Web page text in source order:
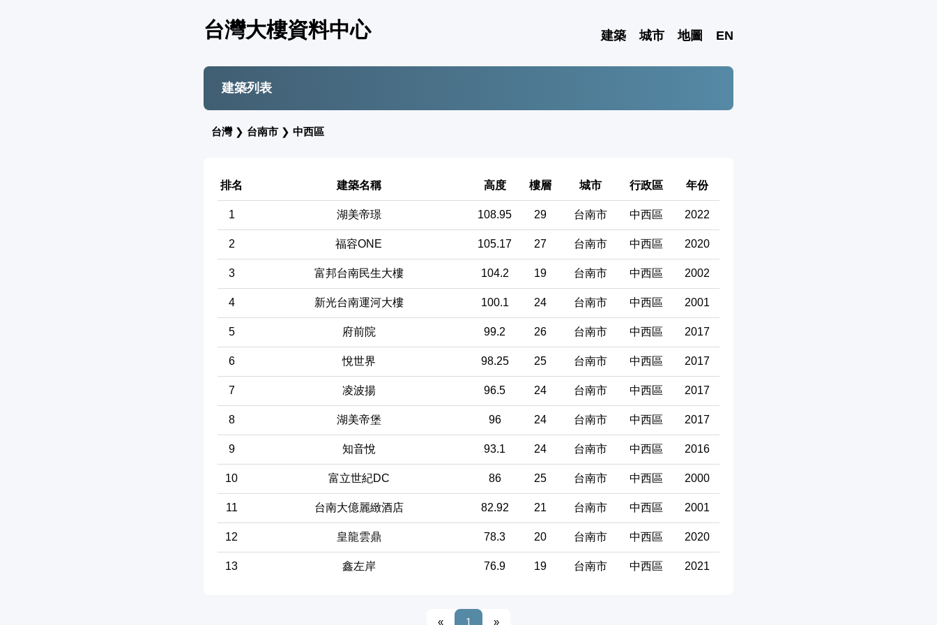
台灣大樓資料中心 建築 城市 地圖 EN
建築列表
台灣❯ 台南市 ❯ 中西區
排名 建築名稱 高度 樓層 城市 行政區 年份
1 湖美帝璟 108.95 29 台南市 中西區 2022
2 福容ONE 105.17 27 台南市 中西區 2020
3 富邦台南民生大樓 104.2 19 台南市 中西區 2002
4 新光台南運河大樓 100.1 24 台南市 中西區 2001
5 府前院 99.2 26 台南市 中西區 2017
6 悅世界 98.25 25 台南市 中西區 2017
7 凌波揚 96.5 24 台南市 中西區 2017
8 湖美帝堡 96 24 台南市 中西區 2017
9 知音悅 93.1 24 台南市 中西區 2016
10 富立世紀DC 86 25 台南市 中西區 2000
11 台南大億麗緻酒店 82.92 21 台南市 中西區 2001
12 皇龍雲鼎 78.3 20 台南市 中西區 2020
13 鑫左岸 76.9 19 台南市 中西區 2021
« 1 »